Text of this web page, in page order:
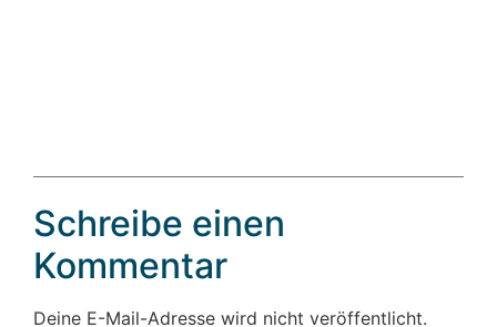
Schreibe einen
Kommentar
Deine E-Mail-Adresse wird nicht veröffentlicht.